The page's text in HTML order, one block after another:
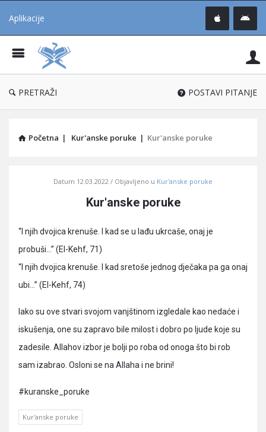
Aplikacije
®
PRETRAŽI POSTAVI PITANJE
Početna | Kur'anske poruke | Kur'anske poruke
Latest
Articles
Datum 12.03.2022 Objavljeno u Kur'anske poruke
Kur'anske poruke
“I njih dvojica krenuše. I kad se u lađu ukrcaše, onaj je
probuši…” (El-Kehf, 71)
“I njih dvojica krenuše. I kad sretoše jednog dječaka pa ga onaj
ubi…” (El-Kehf, 74)
Iako su ove stvari svojom vanjštinom izgledale kao nedaće i
iskušenja, one su zapravo bile milost i dobro po ljude koje su
zadesile. Allahov izbor je bolji po roba od onoga što bi rob
sam izabrao. Osloni se na Allaha i ne brini!
#kuranske_poruke
Kur'anske poruke